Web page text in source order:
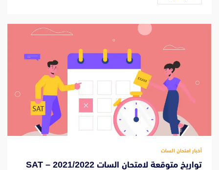
أخبار امتحان السات
تواريخ متوقعة لامتحان السات 2021/2022 – SAT